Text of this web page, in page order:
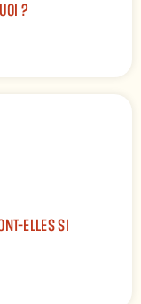
?
ELLES SI